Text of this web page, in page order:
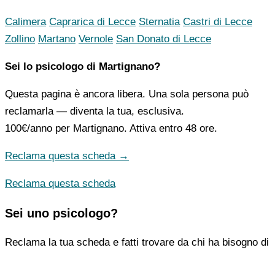
Calimera Caprarica di Lecce Sternatia Castri di Lecce
Zollino Martano Vernole San Donato di Lecce
Sei lo psicologo di Martignano?
Questa pagina è ancora libera. Una sola persona può
reclamarla — diventa la tua, esclusiva.
100€/anno per Martignano. Attiva entro 48 ore.
Reclama questa scheda →
Reclama questa scheda
Sei uno psicologo?
Reclama la tua scheda e fatti trovare da chi ha bisogno di